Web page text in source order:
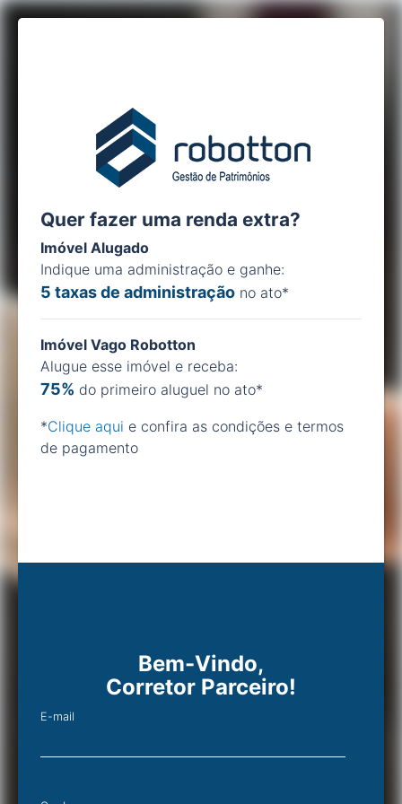
Quer fazer uma renda extra?
Imóvel Alugado
Indique uma administração e ganhe:
5 taxas de administração no ato*
Imóvel Vago Robotton
Alugue esse imóvel e receba:
75% do primeiro aluguel no ato*
*Clique aqui e confira as condições e termos
de pagamento
Bem-Vindo,
Corretor Parceiro!
E-mail